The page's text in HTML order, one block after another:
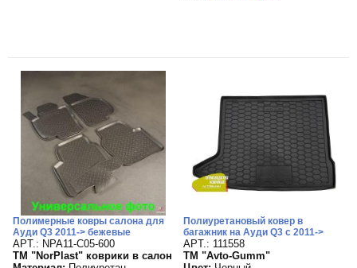
Полимерные ковры салона для
Ауди Q3 2011-> бежевые
APT.: NPA11-C05-600
TM "NorPlast" коврики в салон
Полиуретановый ковер в
багажник на Ауди Q3 с 2011->
APT.: 111558
TM "Avto-Gumm"